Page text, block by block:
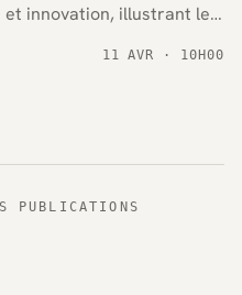
et innovation, illustrant le
11 AVR · 10H00
PUBLICATIONS